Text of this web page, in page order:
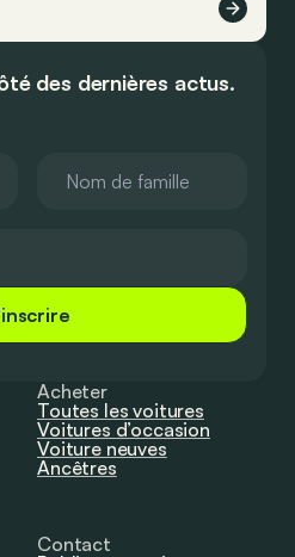
des dernières actus.
Acheter
Toutes les voitures
Voitures d’occasion
Voiture neuves
Ancêtres
Contact